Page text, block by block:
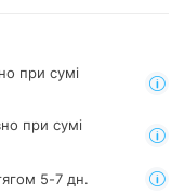
при сумі
при сумі
5-7 дн.